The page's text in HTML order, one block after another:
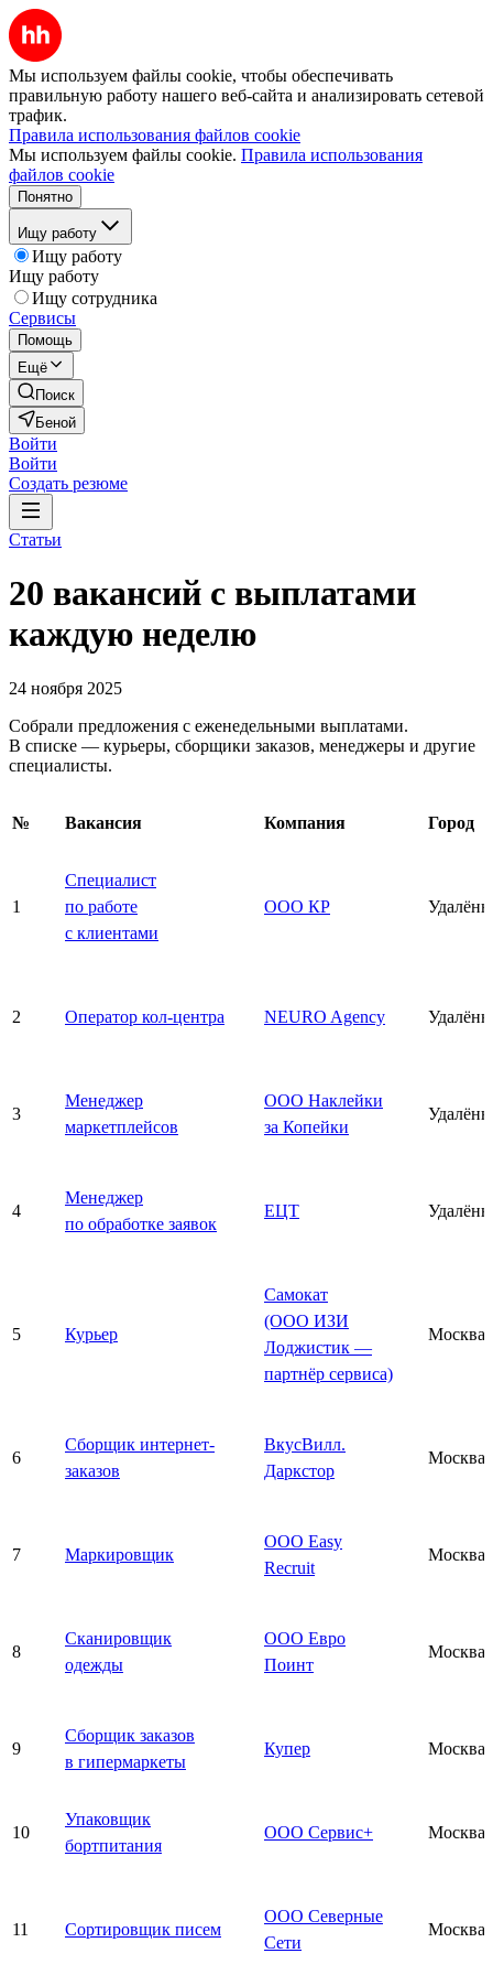
Мы используем файлы cookie, чтобы обеспечивать
правильную работу нашего веб-сайта и анализировать сетевой
трафик.
Правила использования файлов cookie
Мы используем файлы cookie. Правила использования
файлов cookie
Понятно
Ищу работу
Ищу работу
Ищу работу
Ищу сотрудника
Сервисы
Помощь
Ещё
Поиск
Беной
Войти
Войти
Создать резюме
Статьи
20 вакансий с выплатами
каждую неделю
24 ноября 2025
Собрали предложения с еженедельными выплатами.
В списке — курьеры, сборщики заказов, менеджеры и другие
специалисты.
№ Вакансия Компания Город
1
Специалист
по работе
с клиентами
ООО КР
2 Оператор кол-центра NEURO Agency
3
Менеджер
маркетплейсов
ООО Наклейки
за Копейки
4
Менеджер
по обработке заявок
ЕЦТ
5 Курьер
Самокат
(ООО ИЗИ
Лоджистик —
партнёр сервиса)
Москва
6
Сборщик интернет-
заказов
ВкусВилл.
Даркстор
Москва
7 Маркировщик
ООО Easy
Recruit
Москва
8
Сканировщик
одежды
ООО Евро
Поинт
Москва
9
Сборщик заказов
в гипермаркеты
Купер Москва
10
Упаковщик
бортпитания
ООО Сервис+ Москва
11 Сортировщик писем
ООО Северные
Сети
Москва